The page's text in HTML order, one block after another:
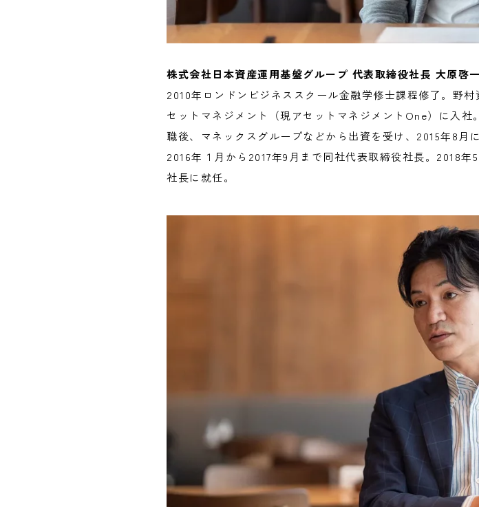
株式会社日本資産運用基盤グループ 代表取締役社長 大原啓
2010年ロンドンビジネススクール金融学修士課程修了。野
セットマネジメント（現アセットマネジメントOne）に入
職後、マネックスグループなどから出資を受け、2015年8月
2016年１月から2017年9月まで同社代表取締役社長。2018
社長に就任。